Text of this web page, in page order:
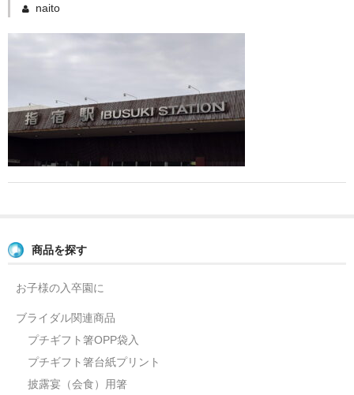
業務用箸（食洗機対応）
ご利用ガイド
naito
商品を探す
お子様の入卒園に
ブライダル関連商品
プチギフト箸OPP袋入
プチギフト箸台紙プリント
披露宴（会食）用箸